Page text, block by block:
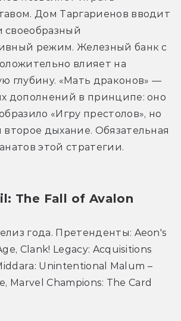
Дом Таргариенов вводит
режим. Железный банк с
влияет на
глубину. «Мать драконов» —
дополнений в принципе: оно
«Игру престолов», но
дыхание. Обязательная
этой стратегии.
The Fall of Avalon
года. Претенденты: Aeon's
Clank! Legacy: Acquisitions
Unintentional Malum –
Marvel Champions: The Card